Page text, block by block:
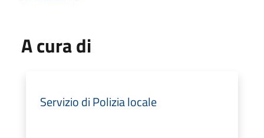
A cura di
Servizio di Polizia locale